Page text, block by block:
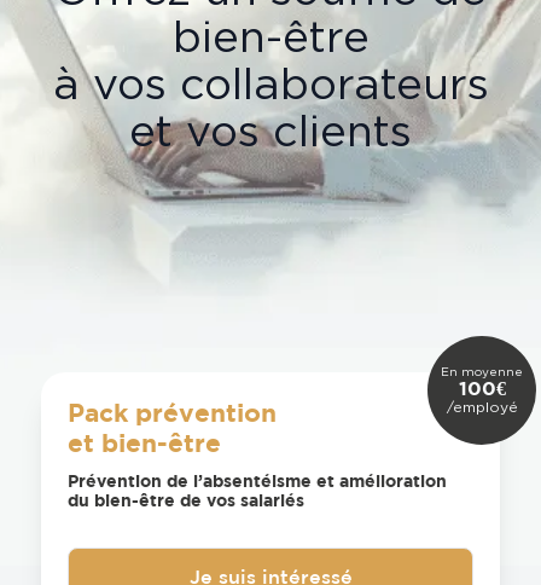
bien-être
à vos collaborateurs
et vos clients
En moyenne
100€
/employé
Pack prévention
et bien-être
Prévention de l’absentéisme et amélioration
du bien-être de vos salariés
Je suis intéressé